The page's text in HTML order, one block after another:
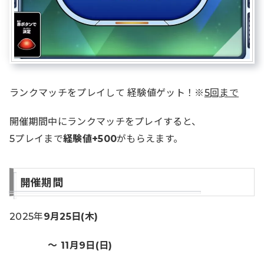
ランクマッチをプレイして 経験値ゲット！※5回まで
開催期間中にランクマッチをプレイすると、
5プレイまで経験値+500がもらえます。
開催期間
2025年9月25日(木)
～ 11月9日(日)